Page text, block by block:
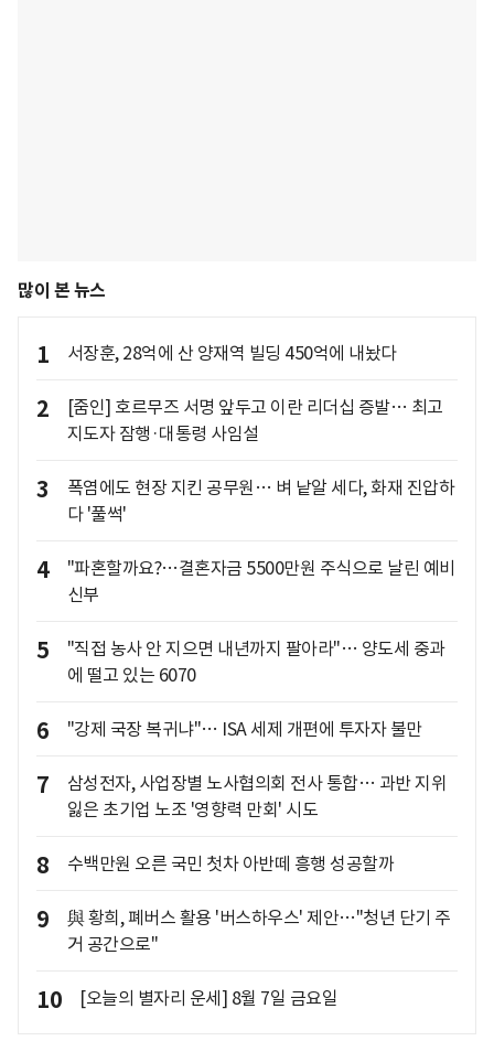
많이 본 뉴스
1 서장훈, 28억에 산 양재역 빌딩 450억에 내놨다
2
[줌인] 호르무즈 서명 앞두고 이란 리더십 증발… 최고
지도자 잠행·대통령 사임설
3
폭염에도 현장 지킨 공무원… 벼 낱알 세다, 화재 진압하
다 '풀썩'
4
"파혼할까요?…결혼자금 5500만원 주식으로 날린 예비
신부
5
"직접 농사 안 지으면 내년까지 팔아라"… 양도세 중과
에 떨고 있는 6070
6 "강제 국장 복귀냐"… ISA 세제 개편에 투자자 불만
7
삼성전자, 사업장별 노사협의회 전사 통합… 과반 지위
잃은 초기업 노조 '영향력 만회' 시도
8 수백만원 오른 국민 첫차 아반떼 흥행 성공할까
9
與 황희, 폐버스 활용 '버스하우스' 제안…"청년 단기 주
거 공간으로"
10 [오늘의 별자리 운세] 8월 7일 금요일